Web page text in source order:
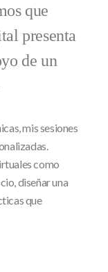
que
presenta
de un
mis sesiones
como
diseñar una
que